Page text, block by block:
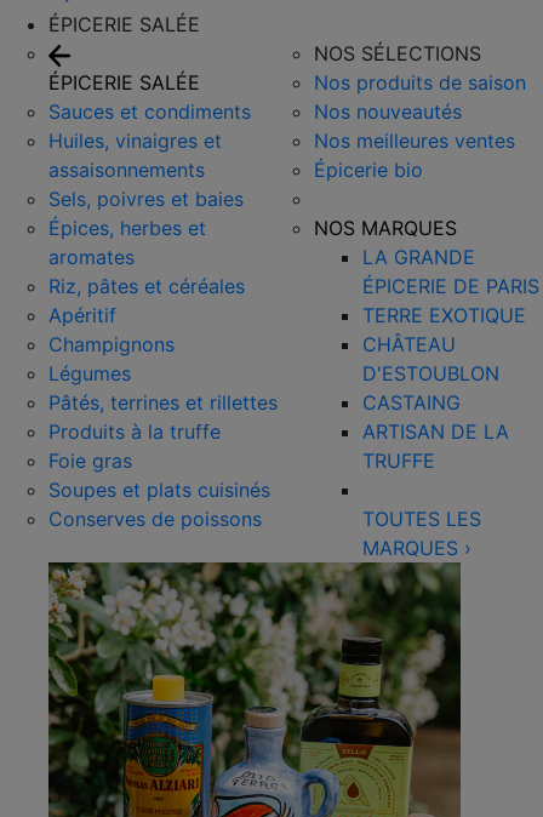
ÉPICERIE SALÉE
ÉPICERIE SALÉE
Sauces et condiments
Huiles, vinaigres et
assaisonnements
Sels, poivres et baies
Épices, herbes et
aromates
Riz, pâtes et céréales
Apéritif
Champignons
Légumes
Pâtés, terrines et rillettes
Produits à la truffe
Foie gras
Soupes et plats cuisinés
Conserves de poissons
NOS SÉLECTIONS
Nos produits de saison
Nos nouveautés
Nos meilleures ventes
Épicerie bio
NOS MARQUES
LA GRANDE
ÉPICERIE DE PARIS
TERRE EXOTIQUE
CHÂTEAU
D'ESTOUBLON
CASTAING
ARTISAN DE LA
TRUFFE
TOUTES LES
MARQUES ›